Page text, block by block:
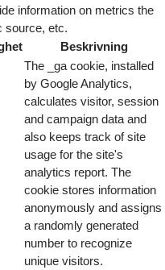
information on metrics the
source, etc.
Beskrivning
The _ga cookie, installed
by Google Analytics,
calculates visitor, session
and campaign data and
also keeps track of site
usage for the site's
analytics report. The
cookie stores information
anonymously and assigns
a randomly generated
number to recognize
unique visitors.